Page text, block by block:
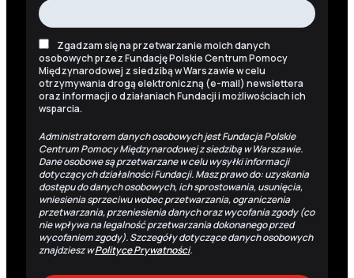
Zgadzam się na przetwarzanie moich danych
osobowych przez Fundację Polskie Centrum Pomocy
Międzynarodowej z siedzibą w Warszawie w celu
otrzymywania drogą elektroniczną (e-mail) newslettera
oraz informacji o działaniach Fundacji i możliwościach ich
wsparcia.
Administratorem danych osobowych jest Fundacja Polskie
Centrum Pomocy Międzynarodowej z siedzibą w Warszawie.
Dane osobowe są przetwarzane w celu wysyłki informacji
dotyczących działalności Fundacji. Masz prawo do: uzyskania
dostępu do danych osobowych, ich sprostowania, usunięcia,
wniesienia sprzeciwu wobec przetwarzania, ograniczenia
przetwarzania, przeniesienia danych oraz wycofania zgody (co
nie wpływa na legalność przetwarzania dokonanego przed
wycofaniem zgody). Szczegóły dotyczące danych osobowych
znajdziesz wPolityce Prywatności.